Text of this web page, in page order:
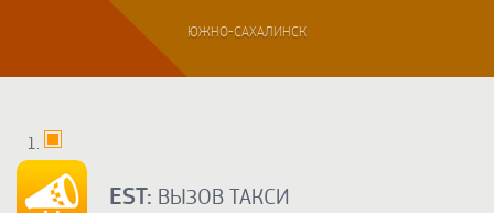
ЮЖНО-САХАЛИНСК
EST: ВЫЗОВ ТАКСИ